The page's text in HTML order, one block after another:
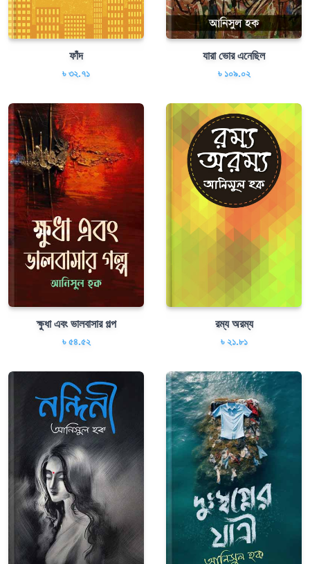
ফাঁদ
৳ ৩২.৭১
যারা ভোর এনেছিল
৳ ১০৯.০২
ক্ষুধা এবং ভালবাসার গল্প
৳ ৫৪.৫২
রম্য অরম্য
৳ ২১.৮১